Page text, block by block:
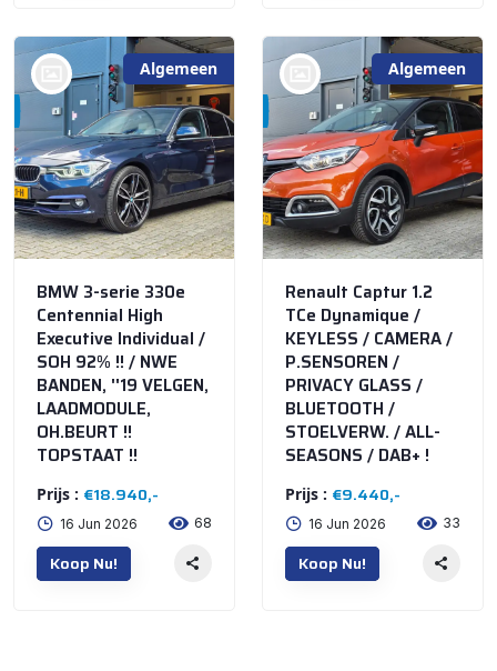
Algemeen
BMW 3-serie 330e
Centennial High
Executive Individual /
SOH 92% !! / NWE
BANDEN, ''19 VELGEN,
LAADMODULE,
OH.BEURT !!
TOPSTAAT !!
Prijs : €18.940,-
16 Jun 2026 68
Koop Nu!
Algemeen
Renault Captur 1.2
TCe Dynamique /
KEYLESS / CAMERA /
P.SENSOREN /
PRIVACY GLASS /
BLUETOOTH /
STOELVERW. / ALL-
SEASONS / DAB+ !
Prijs : €9.440,-
16 Jun 2026 33
Koop Nu!